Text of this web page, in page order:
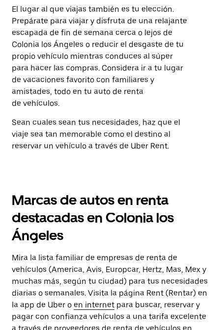
El lugar al que viajas también es tu elección.
Prepárate para viajar y disfruta de una relajante
escapada de fin de semana cerca o lejos de
Colonia los Ángeles o reducir el desgaste de tu
propio vehículo mientras conduces al súper
para hacer las compras. Considera ir a tu lugar
de vacaciones favorito con familiares y
amistades, todo en tu auto de renta
de vehículos.
Sean cuales sean tus necesidades, haz que el
viaje sea tan memorable como el destino al
reservar un vehículo a través de Uber Rent.
Marcas de autos en renta
destacadas en Colonia los
Ángeles
Mira la lista familiar de empresas de renta de
vehículos (America, Avis, Europcar, Hertz, Mas, Mex y
muchas más, según tu ciudad) para tus necesidades
diarias o semanales. Visita la página Rent (Rentar) en
la app de Uber o en internet para buscar, reservar y
pagar con confianza vehículos a una tarifa excelente